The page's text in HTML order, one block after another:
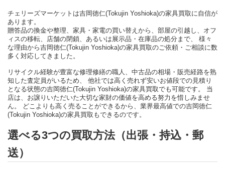
チェリーズマーケットは吉岡徳仁(Tokujin Yoshioka)の家具買取に自信が
あります。
贈答品の換金や整理、家具・家電の買い替えから、部屋の引越し、オフ
ィスの移転、店舗の閉鎖、あるいは展示品・在庫品の処分まで、 様々
な理由から吉岡徳仁(Tokujin Yoshioka)の家具買取のご依頼・ご相談に数
多く対応してきました。
リサイクル経験が豊富な修理修繕の職人、中古品の相場・販売経路を熟
知した査定員がいるため、 他社では高く売れず安いお値段での見積り
となる状態の吉岡徳仁(Tokujin Yoshioka)の家具買取でも可能です。 当
店は、お譲りいただいた大切な家財の価値を高める努力を惜しみませ
ん。 どこよりも高く売ることができるから、業界最高値での吉岡徳仁
(Tokujin Yoshioka)の家具買取もできるのです。
選べる3つの買取方法（出張・持込・郵
送）